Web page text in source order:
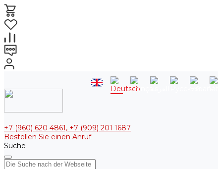
+7 (960) 620 4861, +7 (909) 201 1687
Bestellen Sie einen Anruf
Suche